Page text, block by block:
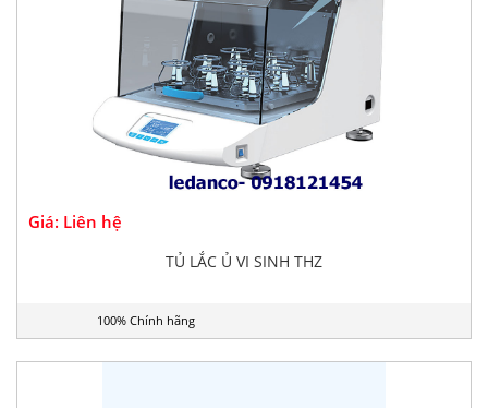
Giá: Liên hệ
TỦ LẮC Ủ VI SINH THZ
100% Chính hãng